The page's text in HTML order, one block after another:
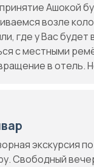
Ашокой
возле
где у Вас будет
с местными
в отель.
экскурсия по
Свободный